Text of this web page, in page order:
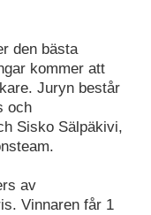
den bästa
kommer att
Juryn består
och
Sisko Sälpäkivi,
av
Vinnaren får 1